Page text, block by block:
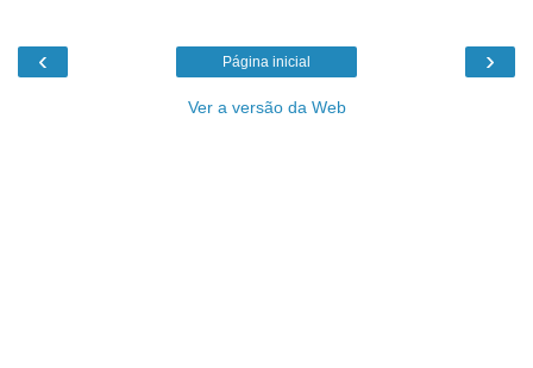
‹ ›
Página inicial
Ver a versão da Web